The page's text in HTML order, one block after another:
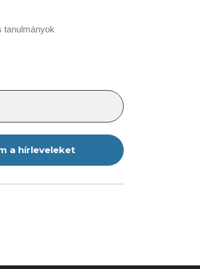
tanulmányok